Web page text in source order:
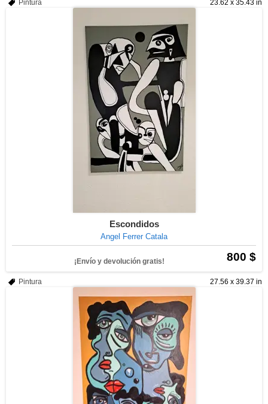
23.62 x 35.43 in
Pintura
Escondidos
Angel Ferrer Catala
800 $
¡Envío y devolución gratis!
27.56 x 39.37 in
Pintura